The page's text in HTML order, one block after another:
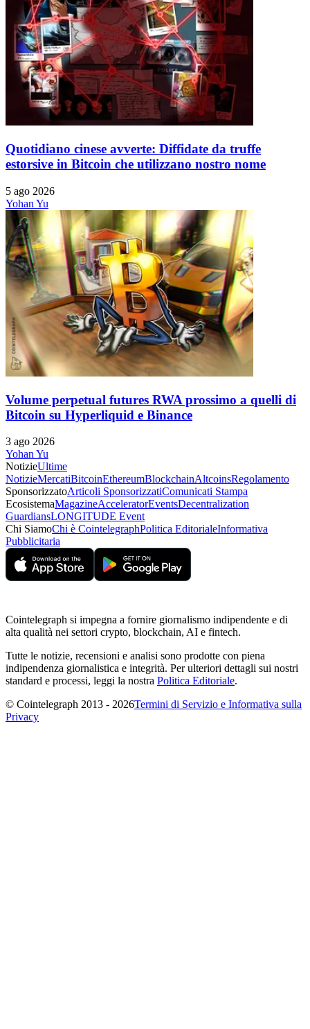
Quotidiano cinese avverte: Diffidate da truffe
estorsive in Bitcoin che utilizzano nostro nome
5 ago 2026
Yohan Yu
Volume perpetual futures RWA prossimo a quelli di
Bitcoin su Hyperliquid e Binance
3 ago 2026
Yohan Yu
NotizieUltime
NotizieMercatiBitcoinEthereumBlockchainAltcoinsRegolamento
SponsorizzatoArticoli SponsorizzatiComunicati Stampa
EcosistemaMagazineAcceleratorEventsDecentralization
GuardiansLONGITUDE Event
Chi SiamoChi è CointelegraphPolitica EditorialeInformativa
Pubblicitaria
Cointelegraph si impegna a fornire giornalismo indipendente e di
alta qualità nei settori crypto, blockchain, AI e fintech.
Tutte le notizie, recensioni e analisi sono prodotte con piena
indipendenza giornalistica e integrità. Per ulteriori dettagli sui nostri
standard e processi, leggi la nostra Politica Editoriale.
© Cointelegraph 2013 - 2026Termini di Servizio e Informativa sulla
Privacy